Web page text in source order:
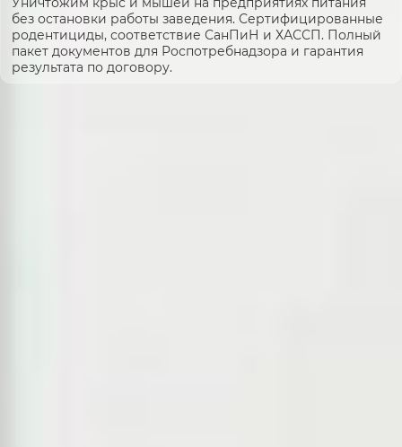
без остановки работы заведения. Сертифицированные
родентициды, соответствие СанПиН и ХАССП. Полный
пакет документов для Роспотребнадзора и гарантия
результата по договору.